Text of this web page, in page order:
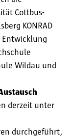
Cottbus-
KONRAD
Entwicklung
Wildau und
derzeit unter
durchgeführt,